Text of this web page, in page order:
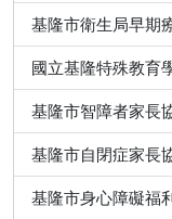
基隆市衛生局早期
國立基隆特殊教育
基隆市智障者家長
基隆市自閉症家長
基隆市身心障礙福